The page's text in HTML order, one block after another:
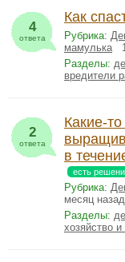
4
ответа
Как
Рубрика:
мамулька
Разделы:
вредители
2
ответа
Какие-
в
есть
Рубрика:
месяц назад
Разделы:
хозяйство